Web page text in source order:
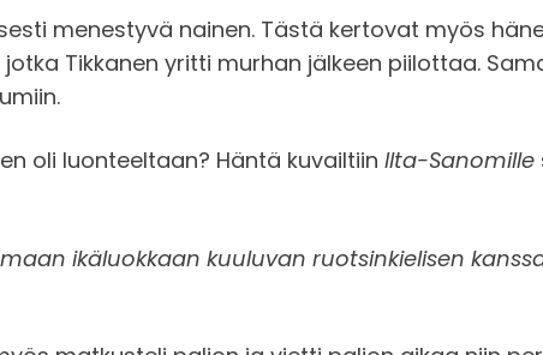
menestyvä nainen. Tästä kertovat myös
jotka Tikkanen yritti murhan jälkeen piilottaa.
oli luonteeltaan? Häntä kuvailtiin Ilta-Sanomille
ikäluokkaan kuuluvan ruotsinkielisen